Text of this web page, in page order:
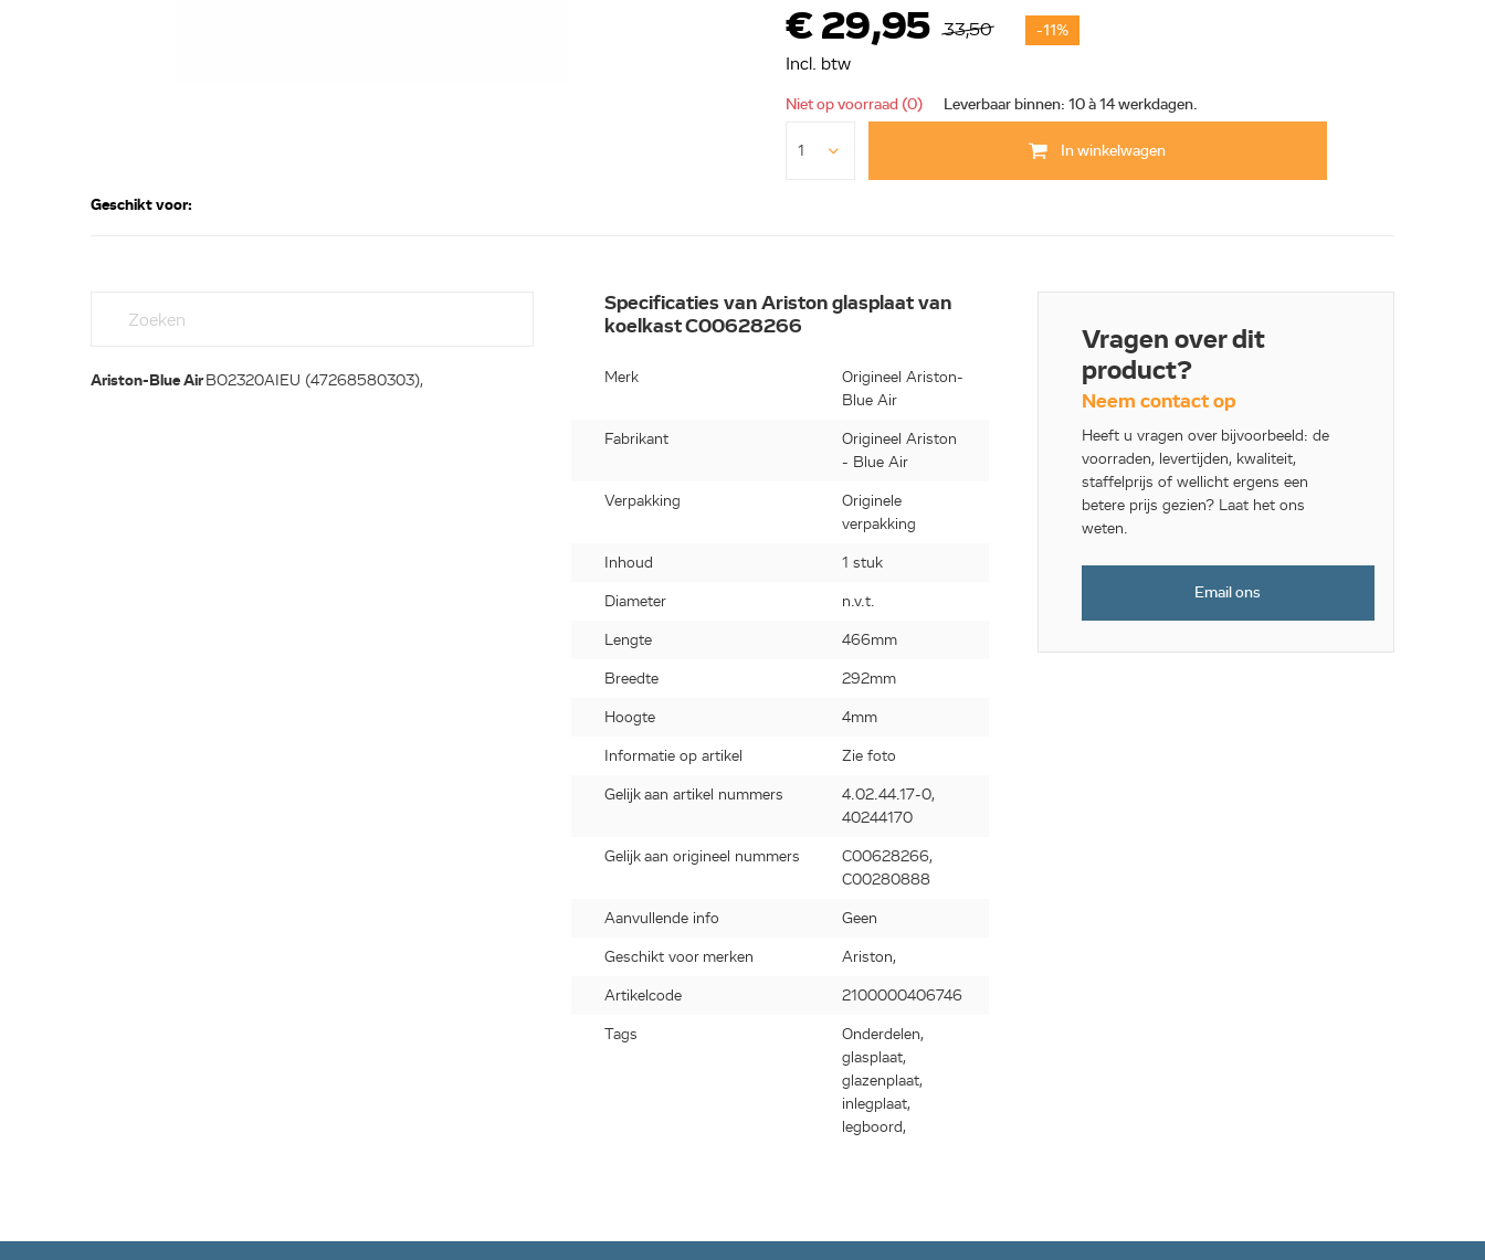
€ 29,95 33,50 -11%
Incl. btw
Niet op voorraad (0) Leverbaar binnen: 10 à 14 werkdagen.
In winkelwagen
Geschikt voor:
Ariston-Blue AirBO2320AIEU (47268580303),
Specificaties van Ariston glasplaat van
koelkast C00628266
Merk
Origineel Ariston-
Blue Air
Fabrikant
Origineel Ariston
- Blue Air
Verpakking
Originele
verpakking
Inhoud 1 stuk
Diameter n.v.t.
Lengte 466mm
Breedte 292mm
Hoogte 4mm
Informatie op artikel Zie foto
Gelijk aan artikel nummers
4.02.44.17-0,
40244170
Gelijk aan origineel nummers
C00628266,
C00280888
Aanvullende info Geen
Geschikt voor merken Ariston,
Artikelcode 2100000406746
Tags
Onderdelen,
glasplaat,
glazenplaat,
inlegplaat,
legboord,
Vragen over dit
product?
Neem contact op
Heeft u vragen over bijvoorbeeld: de
voorraden, levertijden, kwaliteit,
staffelprijs of wellicht ergens een
betere prijs gezien? Laat het ons
weten.
Email ons